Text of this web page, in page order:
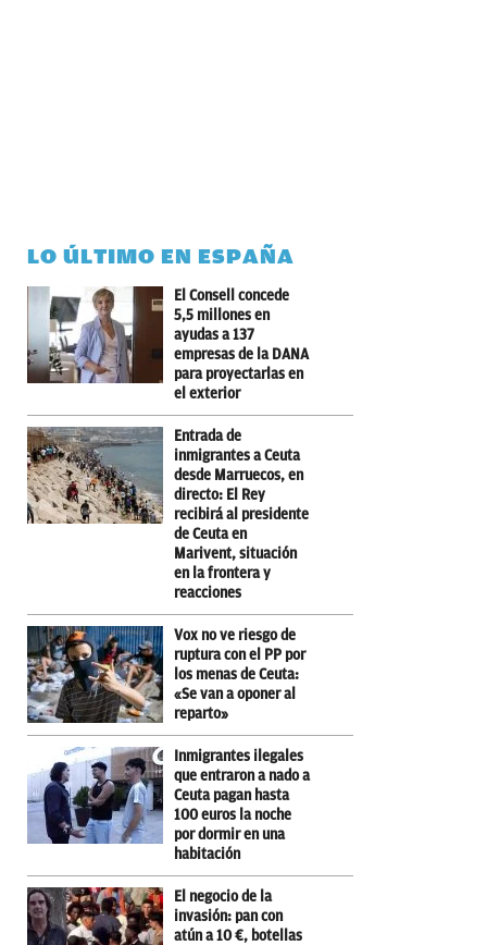
LO ÚLTIMO EN ESPAÑA
El Consell concede
5,5 millones en
ayudas a 137
empresas de la DANA
para proyectarlas en
el exterior
Entrada de
inmigrantes a Ceuta
desde Marruecos, en
directo: El Rey
recibirá al presidente
de Ceuta en
Marivent, situación
en la frontera y
reacciones
Vox no ve riesgo de
ruptura con el PP por
los menas de Ceuta:
«Se van a oponer al
reparto»
Inmigrantes ilegales
que entraron a nado a
Ceuta pagan hasta
100 euros la noche
por dormir en una
habitación
El negocio de la
invasión: pan con
atún a 10 €, botellas